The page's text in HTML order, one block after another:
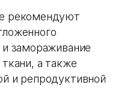
рекомендуют
замораживание
а также
и репродуктивной